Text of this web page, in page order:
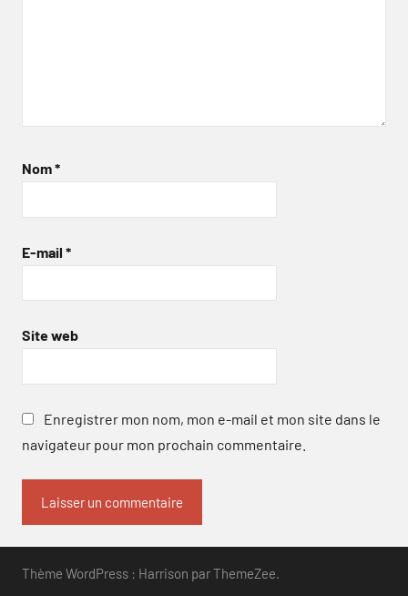
Nom*
E-mail *
Site web
Enregistrer mon nom, mon e-mail et mon site dans le
navigateur pour mon prochain commentaire.
Thème WordPress : Harrison par ThemeZee.